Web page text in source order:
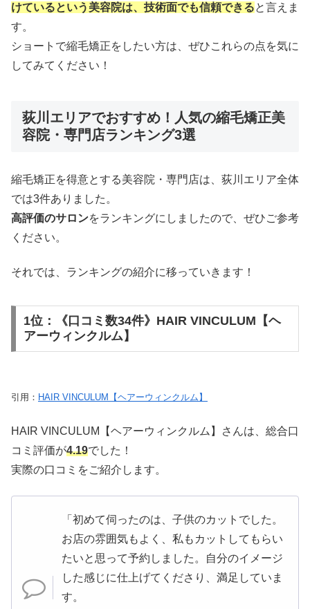
けているという美容院は、 技術面でも信頼できると言えま
す。
ショートで縮毛矯正をしたい方は、ぜひこれらの点を気に
してみてください！
荻川エリアでおすすめ！人気の縮毛矯正美
容院・専門店ランキング3選
縮毛矯正を得意とする美容院・専門店は、荻川エリア全体
では3件ありました。
高評価のサロンをランキングにしましたので、ぜひご参考
ください。
それでは、ランキングの紹介に移っていきます！
1位：《口コミ数34件》HAIR VINCULUM【ヘ
アーウィンクルム】
引用： HAIR VINCULUM【ヘアーウィンクルム】
HAIR VINCULUM【ヘアーウィンクルム】さんは、総合口
コミ評価が4.19でした！
実際の口コミをご紹介します。
「初めて伺ったのは、子供のカットでした。
お店の雰囲気もよく、私もカットしてもらい
たいと思って予約しました。自分のイメージ
した感じに仕上げてくださり、満足していま
す。